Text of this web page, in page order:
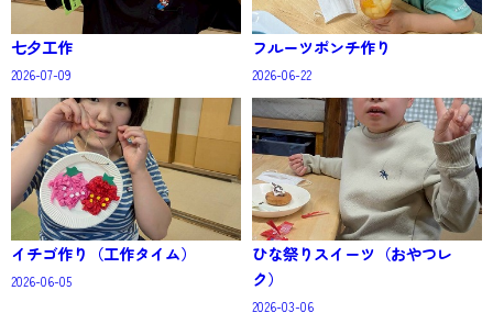
七夕工作
2026-07-09
フルーツポンチ作り
2026-06-22
イチゴ作り（工作タイム）
2026-06-05
ひな祭りスイーツ（おやつレ
ク）
2026-03-06